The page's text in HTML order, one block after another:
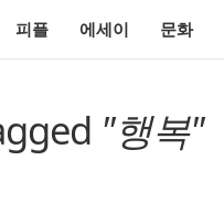
피플 에세이 문화
"행복"